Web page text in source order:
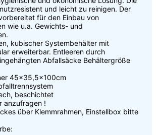
und leicht zu reinigen. Der
für den Einbau von
wie u.a. Gewichts- und
kubischer Systembehälter mit
erweiterbar. Entleeren durch
Abfallsäcke Behältergröße
45×35,5x100cm
beschichtet
anzufragen !
über Klemmrahmen, Einstellbox bitte